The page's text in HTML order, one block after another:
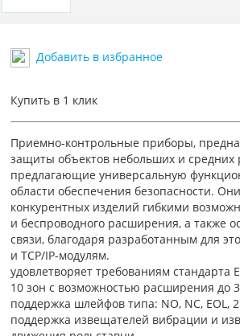
Добавить в избранное
Купить в 1 клик
Приемно-контрольные приборы,
защиты объектов небольших и средних
предлагающие универсальную
области обеспечения безопасности.
конкурентных изделий гибкими
и беспроводного расширения, а также
связи, благодаря разработанным для
и TCP/IP-модулям.
удовлетворяет требованиям стандарта
10 зон с возможностью расширения до
поддержка шлейфов типа: NO, NC, EOL,
поддержка извещателей вибрации и